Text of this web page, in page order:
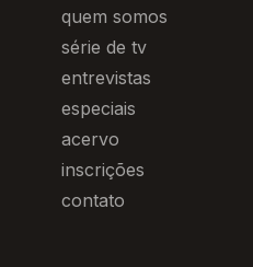
quem somos
série de tv
entrevistas
especiais
acervo
inscrições
contato